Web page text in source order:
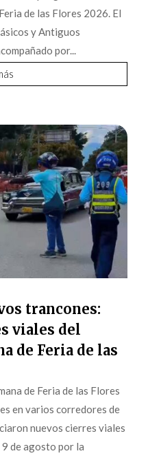
de las Flores 2026. El
y Antiguos
por...
trancones:
viales del
de Feria de las
de Feria de las Flores
en varios corredores de
nuevos cierres viales
de agosto por la